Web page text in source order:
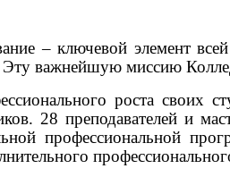
– ключевой элемент всей
важнейшую миссию
роста своих
28 преподавателей и
профессиональной